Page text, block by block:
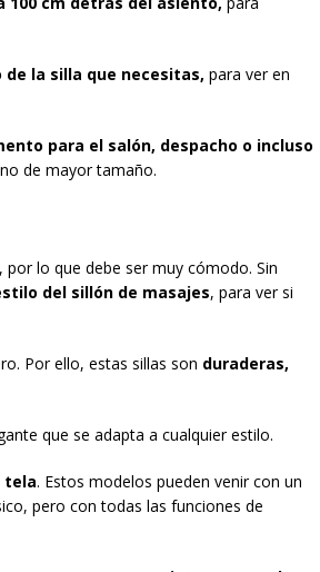
la silla que necesitas, para ver en
para el salón, despacho o incluso
de mayor tamaño.
lo que debe ser muy cómodo. Sin
del sillón de masajes, para ver si
Por ello, estas sillas son duraderas,
que se adapta a cualquier estilo.
tela. Estos modelos pueden venir con un
pero con todas las funciones de